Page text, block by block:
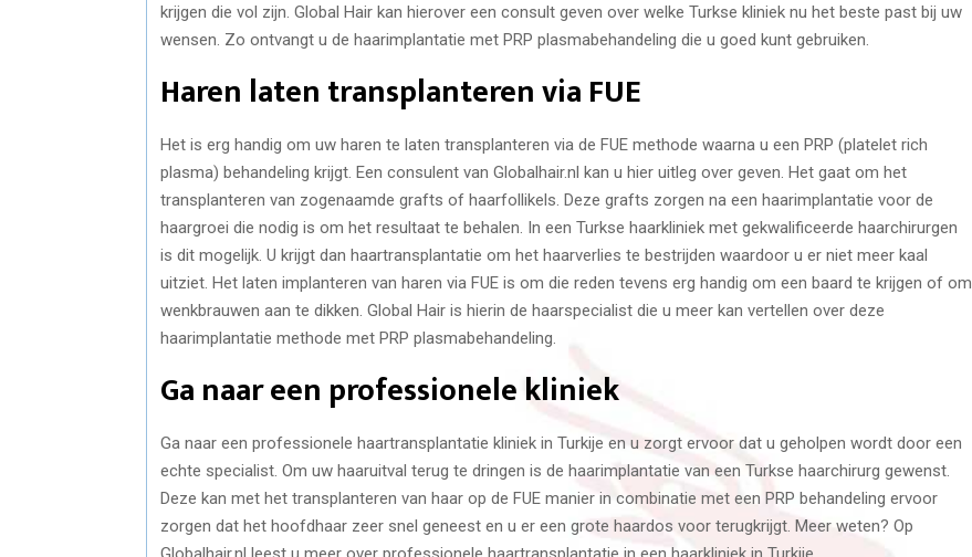
krijgen die vol zijn. Global Hair kan hierover een consult geven over welke Turkse kliniek nu het beste past bij uw
wensen. Zo ontvangt u de haarimplantatie met PRP plasmabehandeling die u goed kunt gebruiken.
Haren laten transplanteren via FUE
Het is erg handig om uw haren te laten transplanteren via de FUE methode waarna u een PRP (platelet rich
plasma) behandeling krijgt. Een consulent van Globalhair.nl kan u hier uitleg over geven. Het gaat om het
transplanteren van zogenaamde grafts of haarfollikels. Deze grafts zorgen na een haarimplantatie voor de
haargroei die nodig is om het resultaat te behalen. In een Turkse haarkliniek met gekwalificeerde haarchirurgen
is dit mogelijk. U krijgt dan haartransplantatie om het haarverlies te bestrijden waardoor u er niet meer kaal
uitziet. Het laten implanteren van haren via FUE is om die reden tevens erg handig om een baard te krijgen of om
wenkbrauwen aan te dikken. Global Hair is hierin de haarspecialist die u meer kan vertellen over deze
haarimplantatie methode met PRP plasmabehandeling.
Ga naar een professionele kliniek
Ga naar een professionele haartransplantatie kliniek in Turkije en u zorgt ervoor dat u geholpen wordt door een
echte specialist. Om uw haaruitval terug te dringen is de haarimplantatie van een Turkse haarchirurg gewenst.
Deze kan met het transplanteren van haar op de FUE manier in combinatie met een PRP behandeling ervoor
zorgen dat het hoofdhaar zeer snel geneest en u er een grote haardos voor terugkrijgt. Meer weten? Op